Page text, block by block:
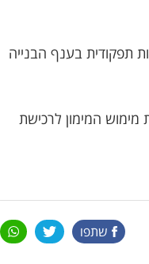
תפקודית בענף הבנייה
המימון לרכישת
שתפו